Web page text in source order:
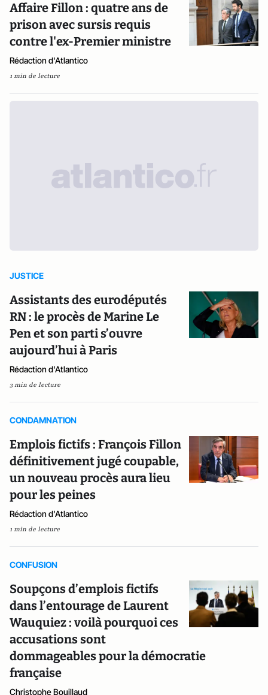
Affaire Fillon : quatre ans de
prison avec sursis requis
contre l'ex-Premier ministre
Rédaction d'Atlantico
1 min de lecture
JUSTICE
Assistants des eurodéputés
RN : le procès de Marine Le
Pen et son parti s’ouvre
aujourd’hui à Paris
Rédaction d'Atlantico
3 min de lecture
CONDAMNATION
Emplois fictifs : François Fillon
définitivement jugé coupable,
un nouveau procès aura lieu
pour les peines
Rédaction d'Atlantico
1 min de lecture
CONFUSION
Soupçons d’emplois fictifs
dans l’entourage de Laurent
Wauquiez : voilà pourquoi ces
accusations sont
dommageables pour la démocratie
française
Christophe Bouillaud